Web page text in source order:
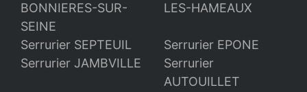
BONNIERES-SUR-
SEINE
LES-HAMEAUX
Serrurier SEPTEUIL
Serrurier EPONE
Serrurier JAMBVILLE
Serrurier
AUTOUILLET